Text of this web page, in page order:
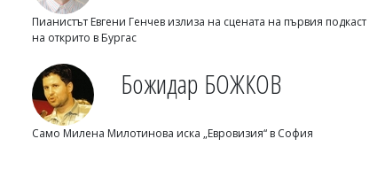
Пианистът Евгени Генчев излиза на сцената на първия подкаст
на открито в Бургас
Божидар БОЖКОВ
Само Милена Милотинова иска „Евровизия“ в София